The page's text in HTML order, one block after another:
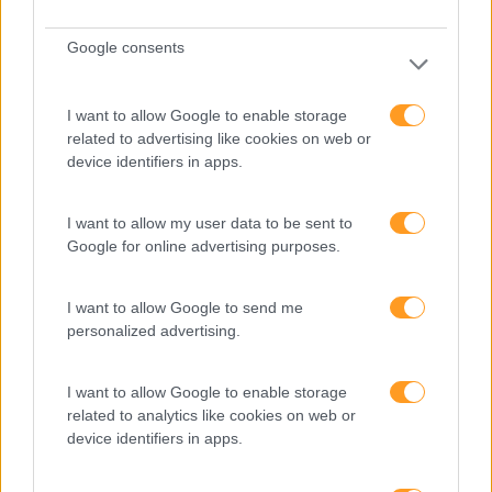
Google consents
I want to allow Google to enable storage
related to advertising like cookies on web or
device identifiers in apps.
I want to allow my user data to be sent to
Google for online advertising purposes.
I want to allow Google to send me
personalized advertising.
I want to allow Google to enable storage
related to analytics like cookies on web or
device identifiers in apps.
Categorias Blog
Aprendizagem